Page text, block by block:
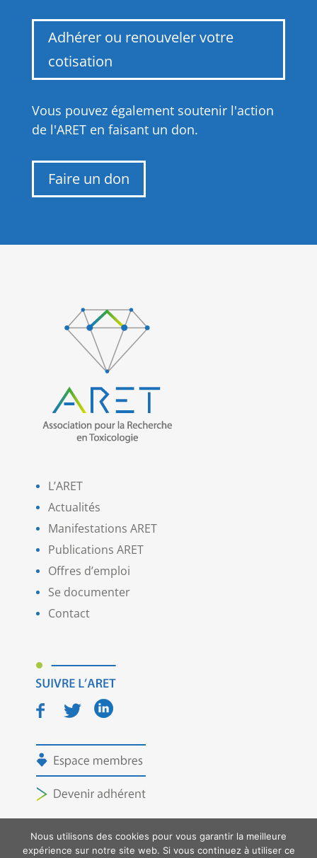
Adhérer ou renouveler votre
cotisation
Vous pouvez également soutenir l'action
de l'ARET en faisant un don.
Faire un don
L’ARET
Actualités
Manifestations ARET
Publications ARET
Offres d’emploi
Se documenter
Contact
Nous utilisons des cookies pour vous garantir la meilleure
expérience sur notre site web. Si vous continuez à utiliser ce